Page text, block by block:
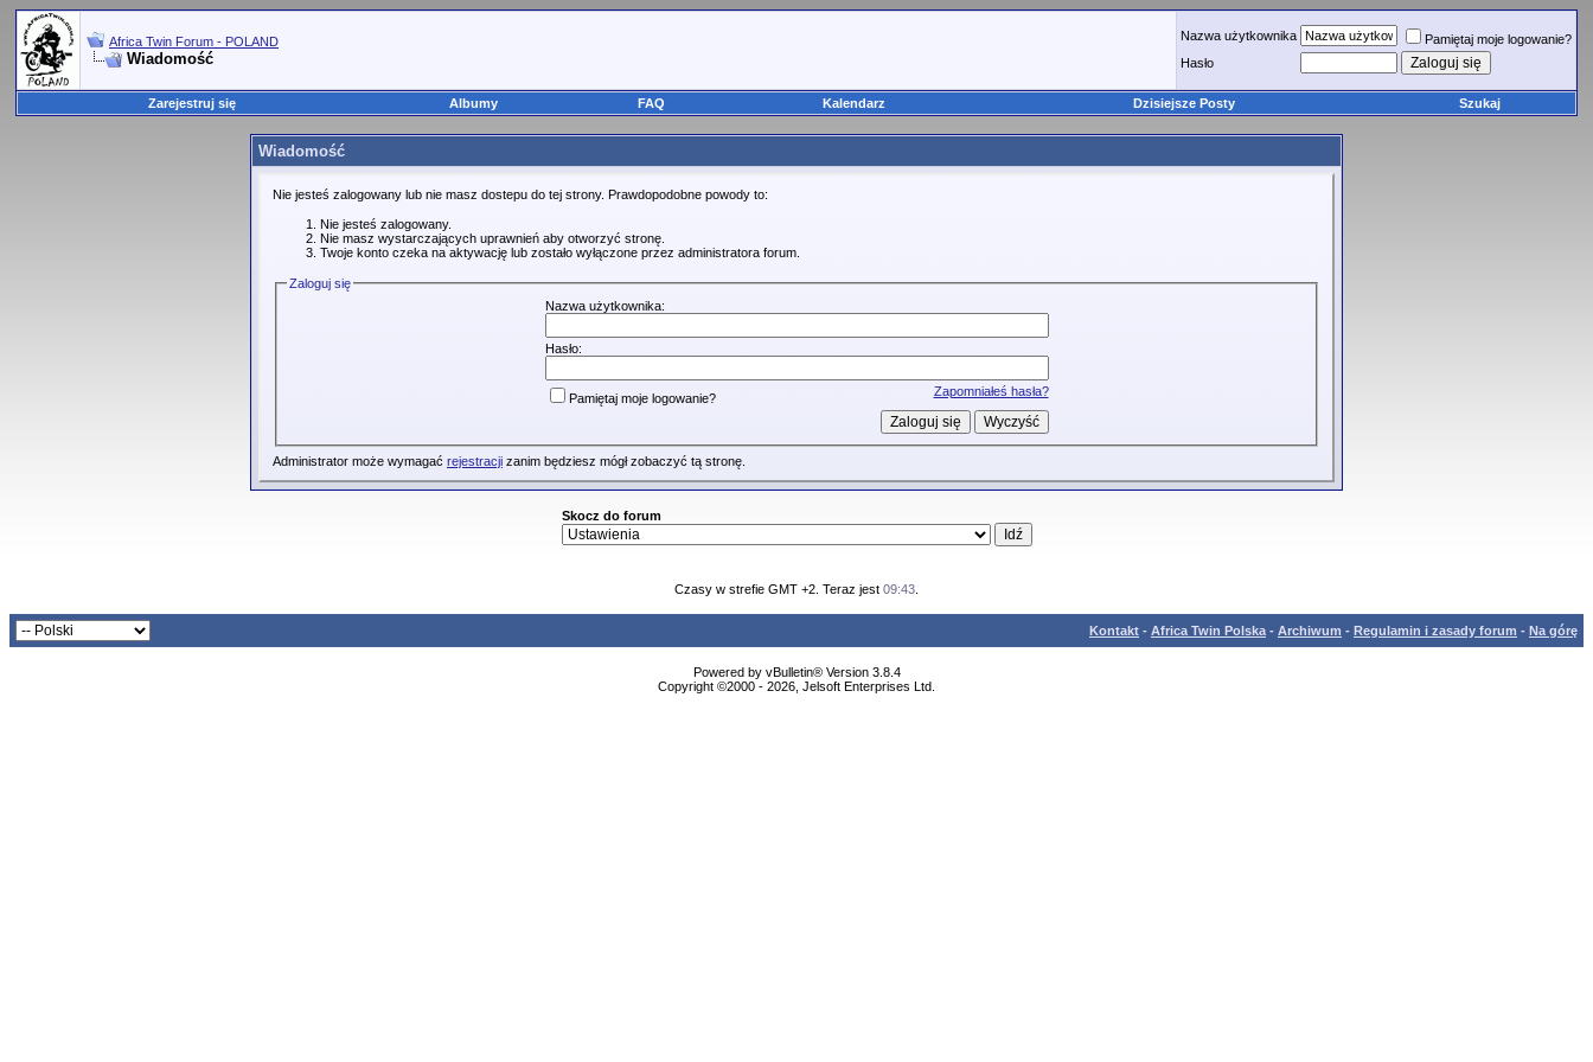
Africa Twin Forum - POLAND
Wiadomość
Nazwa użytkownika
Pamiętaj moje logowanie?
Hasło
Zarejestruj się Albumy FAQ Kalendarz Dzisiejsze Posty Szukaj
Wiadomość
Nie jesteś zalogowany lub nie masz dostepu do tej strony. Prawdopodobne powody to:
Nie jesteś zalogowany.
Nie masz wystarczających uprawnień aby otworzyć stronę.
Twoje konto czeka na aktywację lub zostało wyłączone przez administratora forum.
Zaloguj się
Nazwa użytkownika:
Hasło:
Zapomniałeś hasła?
Pamiętaj moje logowanie?
Administrator może wymagać rejestracji zanim będziesz mógł zobaczyć tą stronę.
Skocz do forum
Czasy w strefie GMT +2. Teraz jest 09:43
Kontakt - Africa Twin Polska - Archiwum - Regulamin i zasady forum - Na górę
Powered by vBulletin® Version 3.8.4
Copyright ©2000 - 2026, Jelsoft Enterprises Ltd.